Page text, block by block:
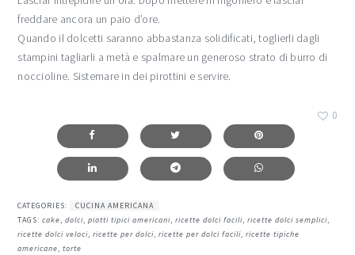
freddare ancora un paio d’ore.
Quando il dolcetti saranno abbastanza solidificati, toglierli dagli
stampini tagliarli a metà e spalmare un generoso strato di burro di
noccioline. Sistemare in dei pirottini e servire.
0
CATEGORIES:
CUCINA AMERICANA
TAGS:cake,dolci,piatti tipici americani,ricette dolci facili,ricette dolci semplici,
ricette dolci veloci,ricette per dolci,ricette per dolci facili,ricette tipiche
americane,torte